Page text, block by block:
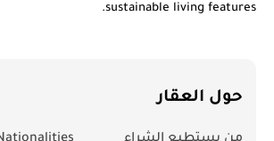
حول العقار
sustainable living features.